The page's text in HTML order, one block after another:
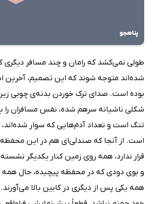
طولی نمی‌کشد که رامان و چند مسافر دیگری
شده‌اند متوجه شوند که این تصمیم، آخرین
بوده است. صدای ترک خوردن بدنه‌ی چوبی
شکلی ناشیانه سرهم شده، نفس مسافران را
تنگ است و تعداد آدم‌هایی که سوار شده‌اند،
است. از آنجا که صندلی‌ای هم در این
قرار ندارد، همه روی زمین کنار یکدیگر
و بوی دودی که در محفظه پیچیده، حال همه
همه یکی پس از دیگری در کابین بالا